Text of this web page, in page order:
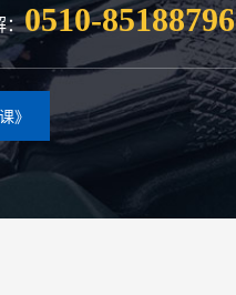
：0510-85188796
》